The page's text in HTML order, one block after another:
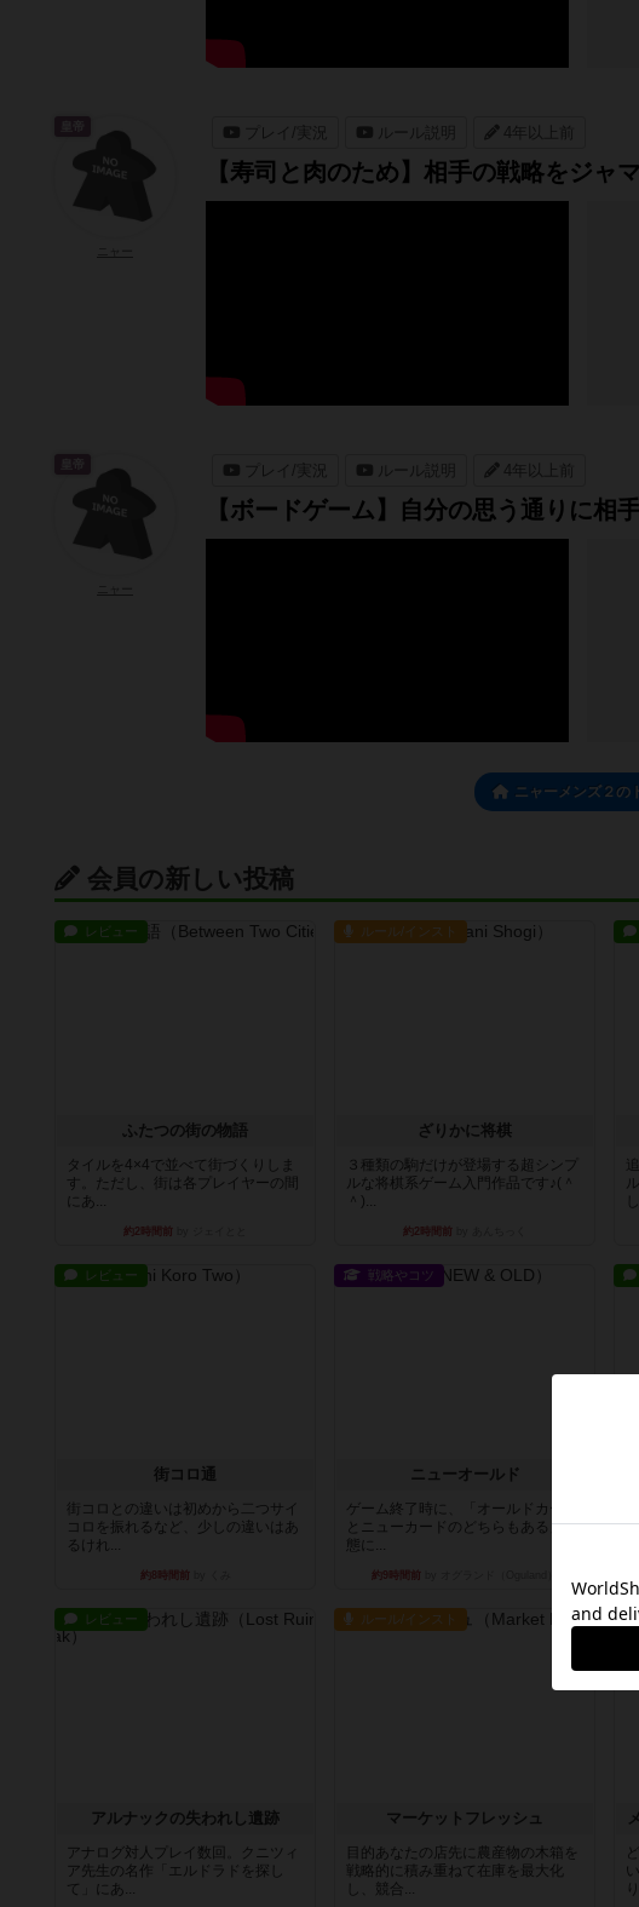
プレイ/実況 4年以上前
【寿司と肉のため】相手の戦略をジャ
皇帝
プレイ/実況 ルール説明 4年以上前
【ボードゲーム】自分の思う通りに相
皇帝
ニャーメンズ２の
会員の新しい投稿
レビュー
ふたつの街の物語
タイルを4×4で並べて街づくりしま
す。ただし、街は各プレイヤーの間
にあ...
約2時間前
ルール/インスト
ざりかに将棋
３種類の駒だけが登場する超シンプ
ルな将棋系ゲーム入門作品です♪(＾
＾)...
約2時間前
レビュー
街コロ通
街コロとの違いは初めから二つサイ
コロを振れるなど、少しの違いはあ
るけれ...
約8時間前
戦略やコツ
ニューオールド
ゲーム終了時に、「オールドカード
とニューカードのどちらもある」 状
態に...
約9時間前
レビュー
アルナックの失われし遺跡
アナログ対人プレイ数回。クニツィ
ア先生の名作「エルドラドを探し
て」にあ...
ルール/インスト
マーケットフレッシュ
目的あなたの店先に農産物の木箱を
戦略的に積み重ねて在庫を最大化
し、競合...